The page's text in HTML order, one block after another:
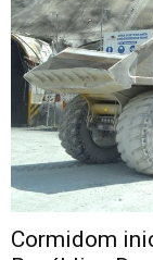
Cormidom